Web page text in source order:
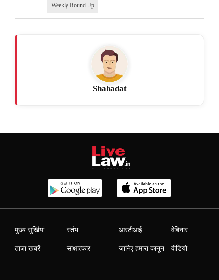
Weekly Round Up
Shahadat
मुख्य सुर्खियां
ताजा खबरें
स्तंभ
साक्षात्कार
आरटीआई
जानिए हमारा कानून
वेबिनार
वीडियो